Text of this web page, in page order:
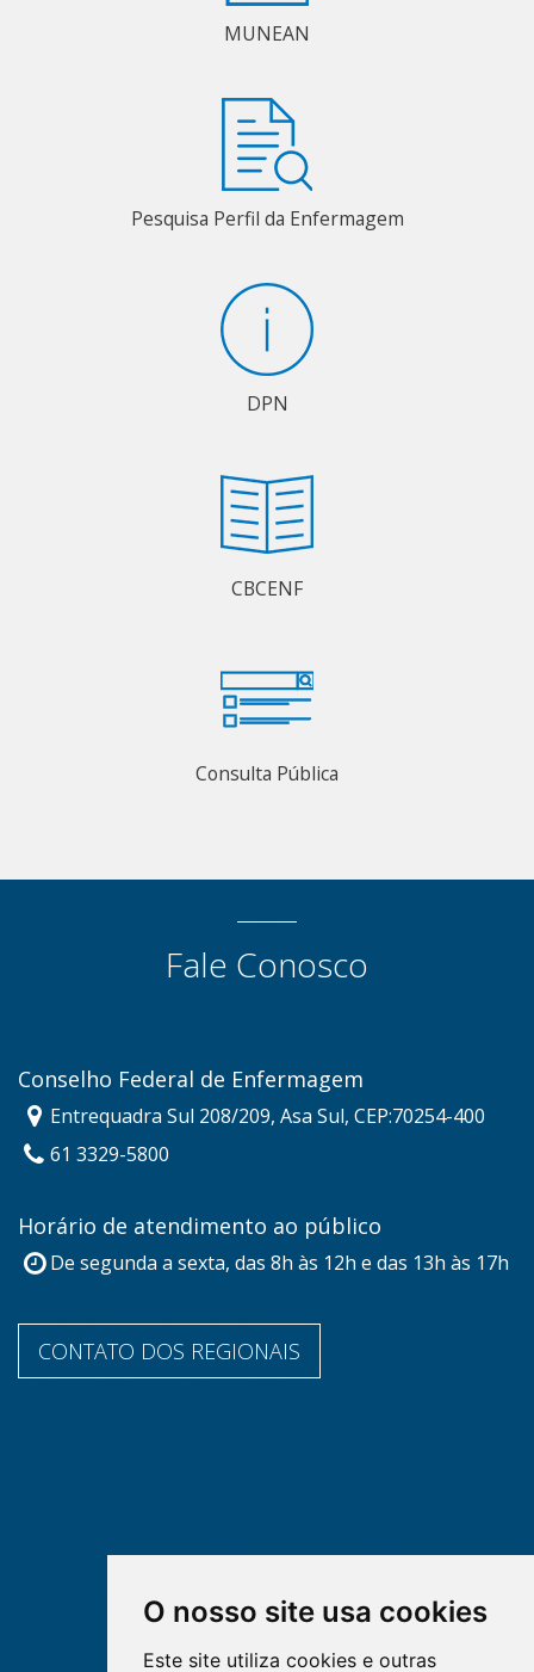
O nosso site usa cookies
Este site utiliza cookies e outras
MUNEAN
Pesquisa Perfil da Enfermagem
DPN
CBCENF
Consulta Pública
Fale Conosco
Conselho Federal de Enfermagem
Entrequadra Sul 208/209, Asa Sul, CEP:70254-400
61 3329-5800
Horário de atendimento ao público
De segunda a sexta, das 8h às 12h e das 13h às 17h
CONTATO DOS REGIONAIS